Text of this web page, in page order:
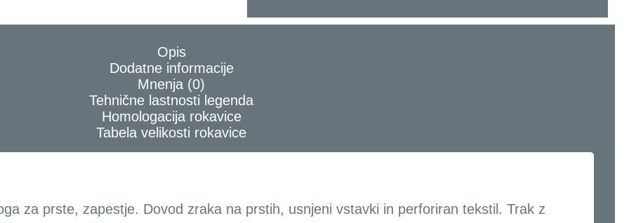
Opis
Dodatne informacije
Mnenja (0)
Tehnične lastnosti legenda
Homologacija rokavice
Tabela velikosti rokavice
za prste, zapestje. Dovod zraka na prstih, usnjeni vstavki in perforiran tekstil. Trak z